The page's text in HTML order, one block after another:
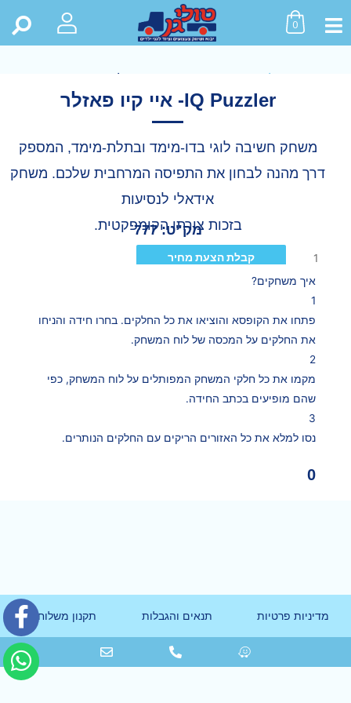
0
IQ Puzzler- איי קיו פאזלר
משחק חשיבה לוגי בדו-מימד ובתלת-מימד, המספק
דרך מהנה לבחון את התפיסה המרחבית שלכם. משחק
אידאלי לנסיעות
בזכות צורתו הקומפקטית.
מק"ט: 777
קבלת הצעת מחיר
איך משחקים?
1
פתחו את הקופסא והוציאו את כל החלקים. בחרו חידה והניחו
את החלקים על המכסה של לוח המשחק.
2
מקמו את כל חלקי המשחק המפותלים על לוח המשחק, כפי
שהם מופיעים בכתב החידה.
3
נסו למלא את כל האזורים הריקים עם החלקים הנותרים.
0
מדיניות פרטיות תנאים והגבלות תקנון משלוחים